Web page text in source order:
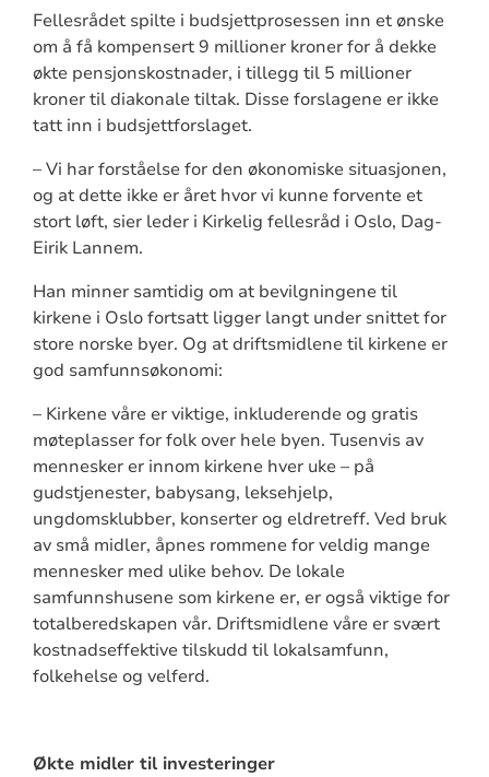
Fellesrådet spilte i budsjettprosessen inn et ønske
om å få kompensert 9 millioner kroner for å dekke
økte pensjonskostnader, i tillegg til 5 millioner
kroner til diakonale tiltak. Disse forslagene er ikke
tatt inn i budsjettforslaget.
– Vi har forståelse for den økonomiske situasjonen,
og at dette ikke er året hvor vi kunne forvente et
stort løft, sier leder i Kirkelig fellesråd i Oslo, Dag-
Eirik Lannem.
Han minner samtidig om at bevilgningene til
kirkene i Oslo fortsatt ligger langt under snittet for
store norske byer. Og at driftsmidlene til kirkene er
god samfunnsøkonomi:
– Kirkene våre er viktige, inkluderende og gratis
møteplasser for folk over hele byen. Tusenvis av
mennesker er innom kirkene hver uke – på
gudstjenester, babysang, leksehjelp,
ungdomsklubber, konserter og eldretreff. Ved bruk
av små midler, åpnes rommene for veldig mange
mennesker med ulike behov. De lokale
samfunnshusene som kirkene er, er også viktige for
totalberedskapen vår. Driftsmidlene våre er svært
kostnadseffektive tilskudd til lokalsamfunn,
folkehelse og velferd.
Økte midler til investeringer